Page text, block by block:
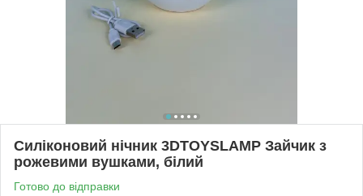
Силіконовий нічник 3DTOYSLAMP Зайчик з
рожевими вушками, білий
Готово до відправки